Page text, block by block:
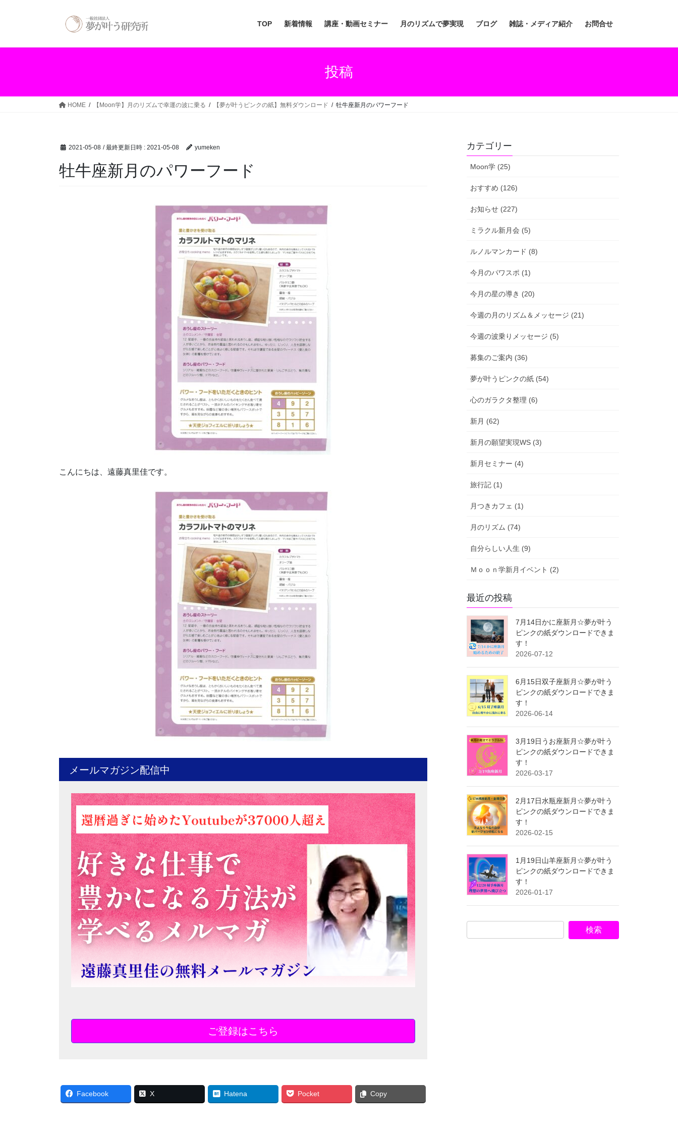
TOP 新着情報 講座・動画セミナー 月のリズムで夢実現 ブログ 雑誌・メディア紹介 お問合せ
投稿
HOME 【Moon学】月のリズムで幸運の波に乗る 【夢が叶うピンクの紙】無料ダウンロード 牡牛座新月のパワーフード
2021-05-08 / 最終更新日時 : 2021-05-08 yumeken
牡牛座新月のパワーフード
こんにちは、遠藤真里佳です。
メールマガジン配信中
ご登録はこちら
Facebook X Hatena Pocket Copy
カテゴリー
Moon学 (25)
おすすめ (126)
お知らせ (227)
ミラクル新月会 (5)
ルノルマンカード (8)
今月のパワスポ (1)
今月の星の導き (20)
今週の月のリズム＆メッセージ (21)
今週の波乗りメッセージ (5)
募集のご案内 (36)
夢が叶うピンクの紙 (54)
心のガラクタ整理 (6)
新月 (62)
新月の願望実現WS (3)
新月セミナー (4)
旅行記 (1)
月つきカフェ (1)
月のリズム (74)
自分らしい人生 (9)
Ｍｏｏｎ学新月イベント (2)
最近の投稿
7月14日かに座新月☆夢が叶う
ピンクの紙ダウンロードできま
す！
2026-07-12
6月15日双子座新月☆夢が叶う
ピンクの紙ダウンロードできま
す！
2026-06-14
3月19日うお座新月☆夢が叶う
ピンクの紙ダウンロードできま
す！
2026-03-17
2月17日水瓶座新月☆夢が叶う
ピンクの紙ダウンロードできま
す！
2026-02-15
1月19日山羊座新月☆夢が叶う
ピンクの紙ダウンロードできま
す！
2026-01-17